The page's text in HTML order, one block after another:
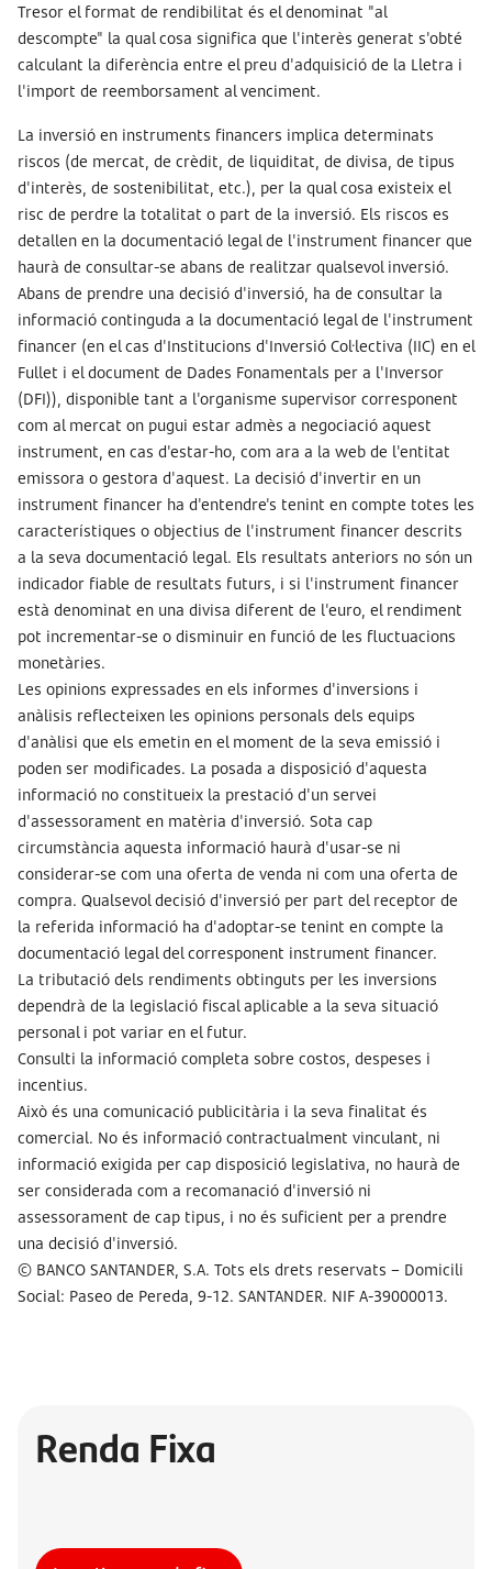
Tresor el format de rendibilitat és el denominat "al
descompte" la qual cosa significa que l'interès generat s'obté
calculant la diferència entre el preu d'adquisició de la Lletra i
l'import de reemborsament al venciment.
La inversió en instruments financers implica determinats
riscos (de mercat, de crèdit, de liquiditat, de divisa, de tipus
d'interès, de sostenibilitat, etc.), per la qual cosa existeix el
risc de perdre la totalitat o part de la inversió. Els riscos es
detallen en la documentació legal de l'instrument financer que
haurà de consultar-se abans de realitzar qualsevol inversió.
Abans de prendre una decisió d'inversió, ha de consultar la
informació continguda a la documentació legal de l'instrument
financer (en el cas d'Institucions d'Inversió Col·lectiva (IIC) en el
Fullet i el document de Dades Fonamentals per a l'Inversor
(DFI)), disponible tant a l'organisme supervisor corresponent
com al mercat on pugui estar admès a negociació aquest
instrument, en cas d'estar-ho, com ara a la web de l'entitat
emissora o gestora d'aquest. La decisió d'invertir en un
instrument financer ha d'entendre's tenint en compte totes les
característiques o objectius de l'instrument financer descrits
a la seva documentació legal. Els resultats anteriors no són un
indicador fiable de resultats futurs, i si l'instrument financer
està denominat en una divisa diferent de l'euro, el rendiment
pot incrementar-se o disminuir en funció de les fluctuacions
monetàries.
Les opinions expressades en els informes d'inversions i
anàlisis reflecteixen les opinions personals dels equips
d'anàlisi que els emetin en el moment de la seva emissió i
poden ser modificades. La posada a disposició d'aquesta
informació no constitueix la prestació d'un servei
d'assessorament en matèria d'inversió. Sota cap
circumstància aquesta informació haurà d'usar-se ni
considerar-se com una oferta de venda ni com una oferta de
compra. Qualsevol decisió d'inversió per part del receptor de
la referida informació ha d'adoptar-se tenint en compte la
documentació legal del corresponent instrument financer.
La tributació dels rendiments obtinguts per les inversions
dependrà de la legislació fiscal aplicable a la seva situació
personal i pot variar en el futur.
Consulti la informació completa sobre costos, despeses i
incentius.
Això és una comunicació publicitària i la seva finalitat és
comercial. No és informació contractualment vinculant, ni
informació exigida per cap disposició legislativa, no haurà de
ser considerada com a recomanació d'inversió ni
assessorament de cap tipus, i no és suficient per a prendre
una decisió d'inversió.
© BANCO SANTANDER, S.A. Tots els drets reservats – Domicili
Social: Paseo de Pereda, 9-12. SANTANDER. NIF A-39000013.
Renda Fixa